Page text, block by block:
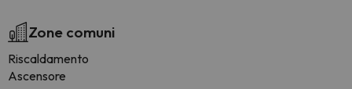
Zone comuni
Riscaldamento
Ascensore